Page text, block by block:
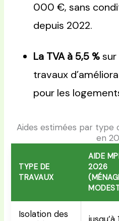
000 €, sans
depuis 2022.
La TVA à 5,5 %sur
travaux
pour les
Aides estimées par type
en
TYPE DE
TRAVAUX
AIDE
2026
Isolation des